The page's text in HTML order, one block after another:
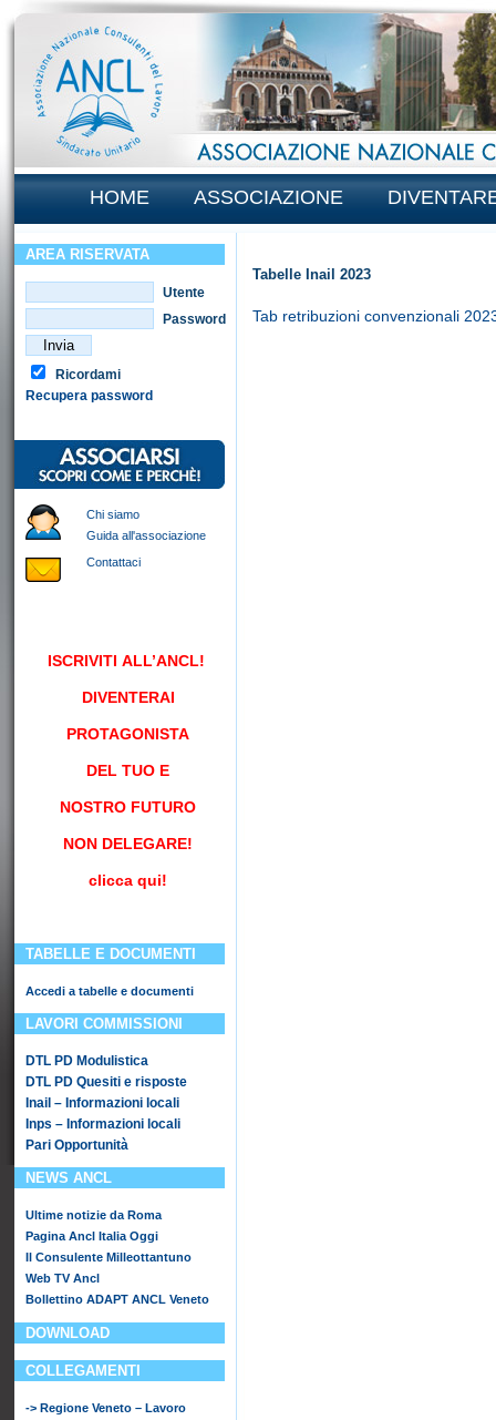
HOME ASSOCIAZIONE
AREA RISERVATA
Utente
Password
Ricordami
Recupera password
Chi siamo
Guida all'associazione
Contattaci
ISCRIVITI ALL’ANCL!
DIVENTERAI
PROTAGONISTA
DEL TUO E
NOSTRO FUTURO
NON DELEGARE!
clicca qui!
TABELLE E DOCUMENTI
Accedi a tabelle e documenti
LAVORI COMMISSIONI
DTL PD Modulistica
DTL PD Quesiti e risposte
Inail – Informazioni locali
Inps – Informazioni locali
Pari Opportunità
NEWS ANCL
Ultime notizie da Roma
Pagina Ancl Italia Oggi
Il Consulente Milleottantuno
Web TV Ancl
Bollettino ADAPT ANCL Veneto
DOWNLOAD
COLLEGAMENTI
-> Regione Veneto – Lavoro
Tabelle Inail 2023
Tab retribuzioni convenzionali